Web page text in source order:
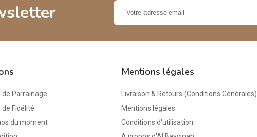
Parrainage
Fidélité
du moment
Mentions légales
Livraison & Retours (Conditions Générales)
Mentions légales
Conditions d'utilisation